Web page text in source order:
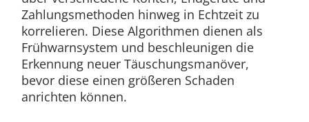
Zahlungsmethoden hinweg in Echtzeit zu
korrelieren. Diese Algorithmen dienen als
Frühwarnsystem und beschleunigen die
Erkennung neuer Täuschungsmanöver,
bevor diese einen größeren Schaden
anrichten können.